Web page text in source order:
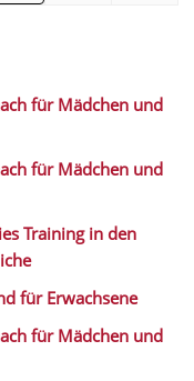
für Mädchen und
für Mädchen und
Training in den
für Erwachsene
für Mädchen und